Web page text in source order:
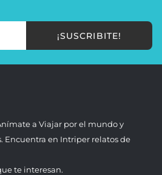
¡SUSCRIBITE!
a Viajar por el mundo y
Encuentra en Intriper relatos de
te interesan.